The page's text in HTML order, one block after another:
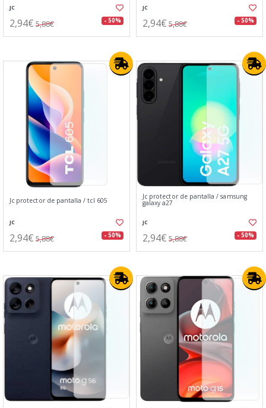
JC
2,94€ 5,88€ - 50%
JC
2,94€ 5,88€ - 50%
Jc protector de pantalla / tcl 605
JC
2,94€ 5,88€ - 50%
Jc protector de pantalla / samsung
galaxy a27
JC
2,94€ 5,88€ - 50%